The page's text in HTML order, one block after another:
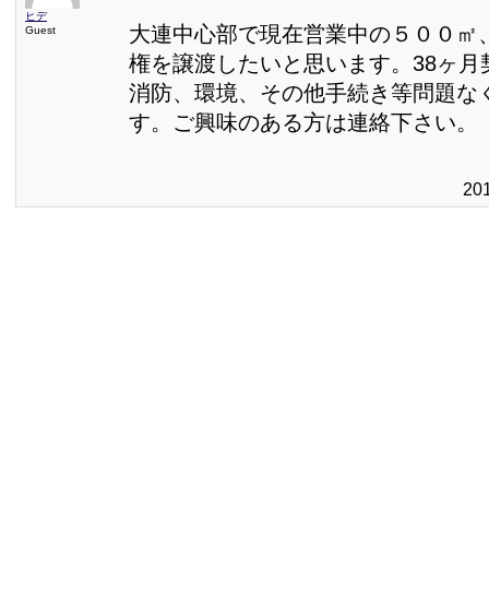
ヒデ
Guest
大連中心部で現在営業中の５００㎡
権を譲渡したいと思います。38ヶ月
消防、環境、その他手続き等問題な
す。ご興味のある方は連絡下さい。